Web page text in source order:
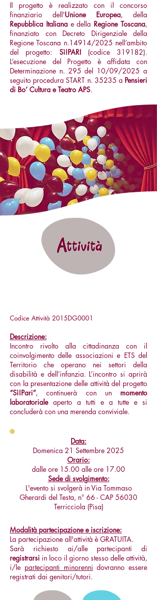
Il progetto è realizzato con il concorso
finanziario dell'Unione Europea, della
Repubblica Italianae della Regione Toscana,
finanziato con Decreto Dirigenziale della
Regione Toscana n.14914/2025 nell’ambito
del progetto: Sì!PARI(codice 319182).
L’esecuzione del Progetto è affidata con
Determinazione n. 295 del 10/09/2025 a
seguito procedura START n. 35235 a Pensieri
di Bo’ Cultura e Teatro APS.
Codice Attività 2015DG0001
Descrizione:
Incontro rivolto alla cittadinanza con il
coinvolgimento delle associazioni e ETS del
Territorio che operano nei settori della
disabilità e dell’infanzia. L’incontro si aprirà
con la presentazione delle attività del progetto
“Sì!Pari”, continuerà con un momento
laboratorialeaperto a tutti e a tutte e si
concluderà con una merenda conviviale.
Data:
Domenica 21 Settembre 2025
Orario:
dalle ore 15.00 alle ore 17.00
Sede di svolgimento:
L'evento si svolgerà in Via Tommaso
Gherardi del Testa, n° 66 - CAP 56030
Terricciola (Pisa)
Modalità partecipazione e iscrizione:
La partecipazione all'attività è GRATUITA.
Sarà richiesto ai/alle partecipanti di
registrarsi in loco il giorno stesso delle attività,
i/le partecipanti minorenni dovranno essere
registrati dai genitori/tutori.